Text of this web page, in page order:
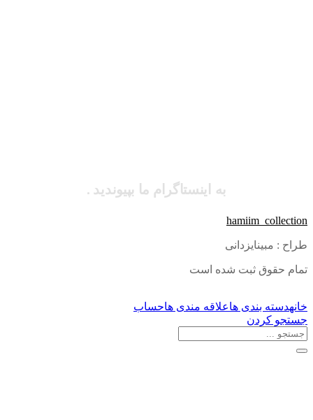
به اینستاگرام ما بپیوندید .
hamiim_collection
طراح : مبینایزدانی
تمام حقوق ثبت شده است
خانهدسته بندی هاعلاقه مندی هاحساب
جستجو کردن